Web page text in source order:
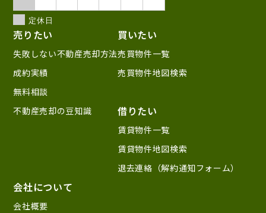
定休日
売りたい
失敗しない不動産売却方法
成約実績
無料相談
不動産売却の豆知識
買いたい
売買物件一覧
売買物件地図検索
借りたい
賃貸物件一覧
賃貸物件地図検索
退去連絡（解約通知フォーム）
会社について
会社概要